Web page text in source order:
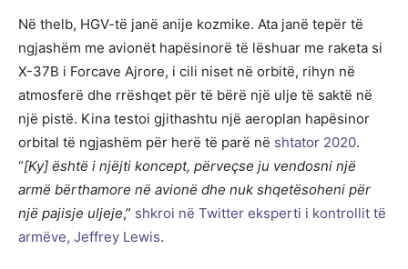
Në thelb, HGV-të janë anije kozmike. Ata janë tepër të
ngjashëm me avionët hapësinorë të lëshuar me raketa si
X-37B i Forcave Ajrore, i cili niset në orbitë, rihyn në
atmosferë dhe rrëshqet për të bërë një ulje të saktë në
një pistë. Kina testoi gjithashtu një aeroplan hapësinor
orbital të ngjashëm për herë të parë në shtator 2020.
“[Ky] është i njëjti koncept, përveçse ju vendosni një
armë bërthamore në avionë dhe nuk shqetësoheni për
një pajisje uljeje,” shkroi në Twitter eksperti i kontrollit të
armëve, Jeffrey Lewis.